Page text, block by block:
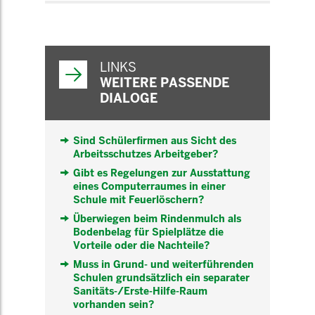
LINKS
WEITERE PASSENDE
DIALOGE
Sind Schülerfirmen aus Sicht des
Arbeitsschutzes Arbeitgeber?
Gibt es Regelungen zur Ausstattung
eines Computerraumes in einer
Schule mit Feuerlöschern?
Überwiegen beim Rindenmulch als
Bodenbelag für Spielplätze die
Vorteile oder die Nachteile?
Muss in Grund- und weiterführenden
Schulen grundsätzlich ein separater
Sanitäts-/Erste-Hilfe-Raum
vorhanden sein?